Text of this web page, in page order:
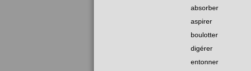
absorber
aspirer
boulotter
digérer
entonner